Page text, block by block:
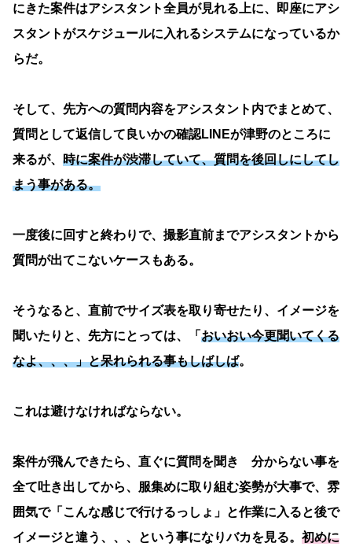
にきた案件はアシスタント全員が見れる上に、即座にアシ
スタントがスケジュールに入れるシステムになっているか
らだ。
そして、先方への質問内容をアシスタント内でまとめて、
質問として返信して良いかの確認LINEが津野のところに
来るが、 時に案件が渋滞していて、質問を後回しにしてし
まう事がある。
一度後に回すと終わりで、撮影直前までアシスタントから
質問が出てこないケースもある。
そうなると、直前でサイズ表を取り寄せたり、イメージを
聞いたりと、先方にとっては、「 おいおい今更聞いてくる
なよ、、、」と呆れられる事もしばしば。
これは避けなければならない。
案件が飛んできたら、直ぐに質問を聞き 分からない事を
全て吐き出してから、服集めに取り組む姿勢が大事で、雰
囲気で「こんな感じで行けるっしょ」と作業に入ると後で
イメージと違う、、、という事になりバカを見る。 初めに